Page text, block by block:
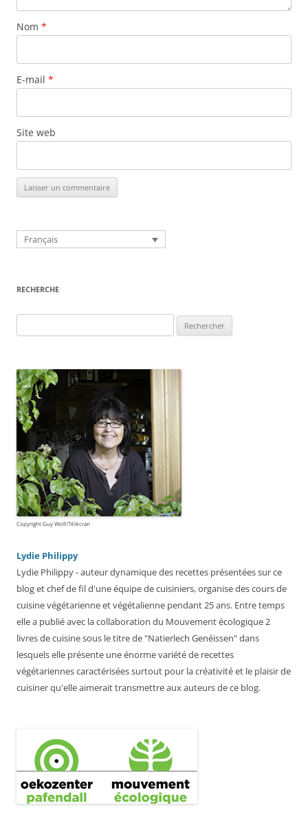
Nom *
E-mail *
Site web
Français
RECHERCHE
Copyright Guy Wolf/Télécran
Lydie Philippy
Lydie Philippy - auteur dynamique des recettes présentées sur ce
blog et chef de fil d'une équipe de cuisiniers, organise des cours de
cuisine végétarienne et végétalienne pendant 25 ans. Entre temps
elle a publié avec la collaboration du Mouvement écologique 2
livres de cuisine sous le titre de "Natierlech Genéissen" dans
lesquels elle présente une énorme variété de recettes
végétariennes caractérisées surtout pour la créativité et le plaisir de
cuisiner qu'elle aimerait transmettre aux auteurs de ce blog.